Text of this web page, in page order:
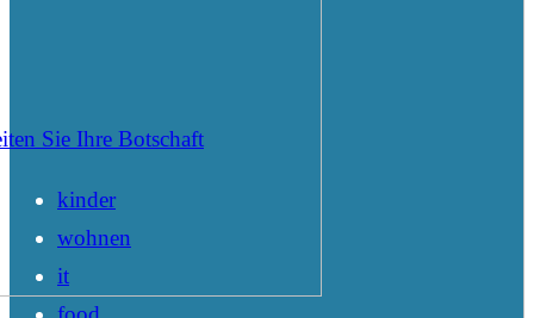
Sie Ihre Botschaft
kinder
wohnen
it